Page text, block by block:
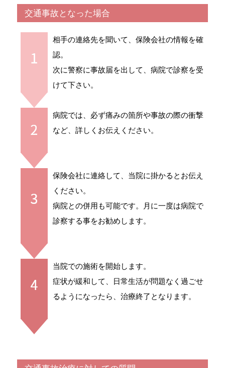
交通事故となった場合
相手の連絡先を聞いて、保険会社の情報を確
認。
次に警察に事故届を出して、病院で診察を受
けて下さい。
病院では、必ず痛みの箇所や事故の際の衝撃
など、詳しくお伝えください。
保険会社に連絡して、当院に掛かるとお伝え
ください。
病院との併用も可能です。月に一度は病院で
診察する事をお勧めします。
当院での施術を開始します。
症状が緩和して、日常生活が問題なく過ごせ
るようになったら、治療終了となります。